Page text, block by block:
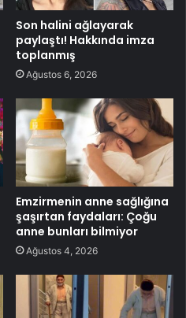
Son halini ağlayarak
paylaştı! Hakkında imza
toplanmış
Ağustos 6, 2026
Emzirmenin anne sağlığına
şaşırtan faydaları: Çoğu
anne bunları bilmiyor
Ağustos 4, 2026